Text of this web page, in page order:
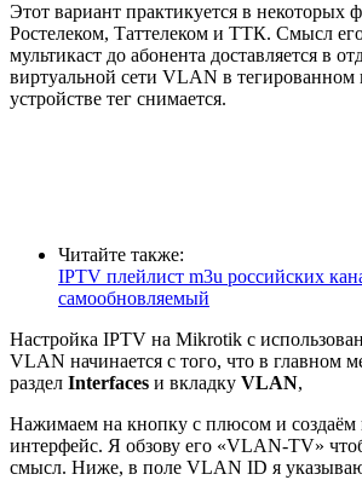
Этот вариант практикуется в некоторых
Ростелеком, Таттелеком и ТТК. Смысл
мультикаст до абонента доставляется в
виртуальной сети VLAN в тегированном
устройстве тег снимается.
Читайте также:
IPTV плейлист m3u российских
самообновляемый
Настройка IPTV на Mikrotik с
VLAN начинается с того, что в главном
раздел Interfaces и вкладку VLAN,
Нажимаем на кнопку с плюсом и
интерфейс. Я обзову его «VLAN-TV»
смысл. Ниже, в поле VLAN ID я